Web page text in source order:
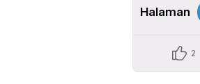
Halaman
2